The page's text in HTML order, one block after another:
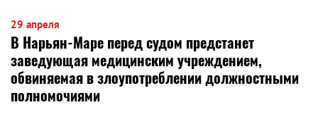
29 апреля
В Нарьян-Маре перед судом предстанет
заведующая медицинским учреждением,
обвиняемая в злоупотреблении должностными
полномочиями